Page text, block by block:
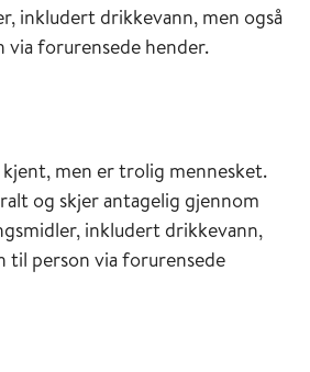
inkludert drikkevann, men også
forurensede hender.
men er trolig mennesket.
og skjer antagelig gjennom
inkludert drikkevann,
til person via forurensede